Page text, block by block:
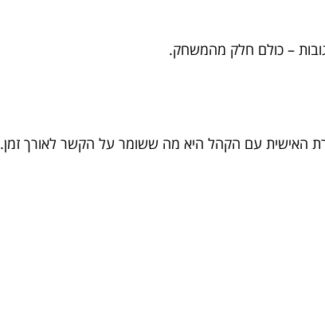
– כולם חלק מהמשחק.
האישית עם הקהל היא מה ששומר על הקשר לאורך זמן.